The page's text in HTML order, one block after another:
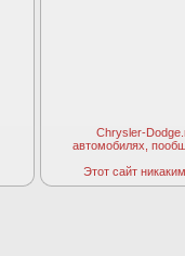
Chrysler-
автомобилях,
Этот сайт